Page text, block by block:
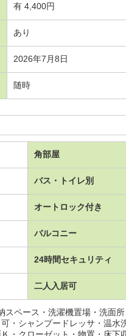
有 4,400円
あり
2026年7月8日
随時
角部屋
バス・トイレ別
オートロック付き
バルコニー
24時間セキュリティ
二人入居可
ペース・洗濯機置場・洗面
・シャンプードレッサ・温水
・クローゼット・物置・床下